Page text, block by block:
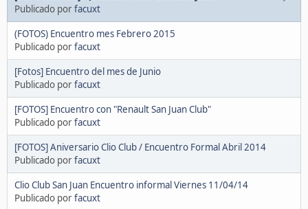
Publicado porfacuxt
(FOTOS) Encuentro mes Febrero 2015
Publicado porfacuxt
[Fotos] Encuentro del mes de Junio
Publicado porfacuxt
[FOTOS] Encuentro con "Renault San Juan Club"
Publicado porfacuxt
[FOTOS] Aniversario Clio Club / Encuentro Formal Abril 2014
Publicado porfacuxt
Clio Club San Juan Encuentro informal Viernes 11/04/14
Publicado porfacuxt